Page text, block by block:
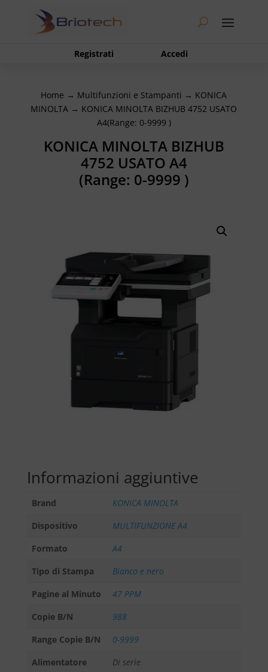
Registrati Accedi
Home → Multifunzioni e Stampanti → KONICA
MINOLTA → KONICA MINOLTA BIZHUB 4752 USATO
A4(Range: 0-9999 )
KONICA MINOLTA BIZHUB
4752 USATO A4
(Range: 0-9999 )
Informazioni aggiuntive
Brand
KONICA MINOLTA
Dispositivo
MULTIFUNZIONE A4
Formato
A4
Tipo di Stampa
Bianco e nero
Pagine al Minuto
47 PPM
Copie B/N
988
Range Copie B/N
0-9999
Alimentatore
Di serie